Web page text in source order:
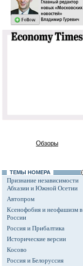
Обзоры
ТЕМЫ НОМЕРА
Признание независимости
Абхазии и Южной Осетии
Автопром
Ксенофобия и неофашизм в
России
Россия и Прибалтика
Исторические версии
Косово
Россия и Белоруссия